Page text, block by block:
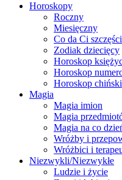
Horoskopy
Roczny
Miesięczny
Co da Ci
Zodiak dziecięcy
Horoskop
Horoskop
Horoskop chiński
Magia
Magia imion
Magia
Magia na co
Wróżby i
Wróżbici i
Niezwykli/Niezwykłe
Ludzie i życie